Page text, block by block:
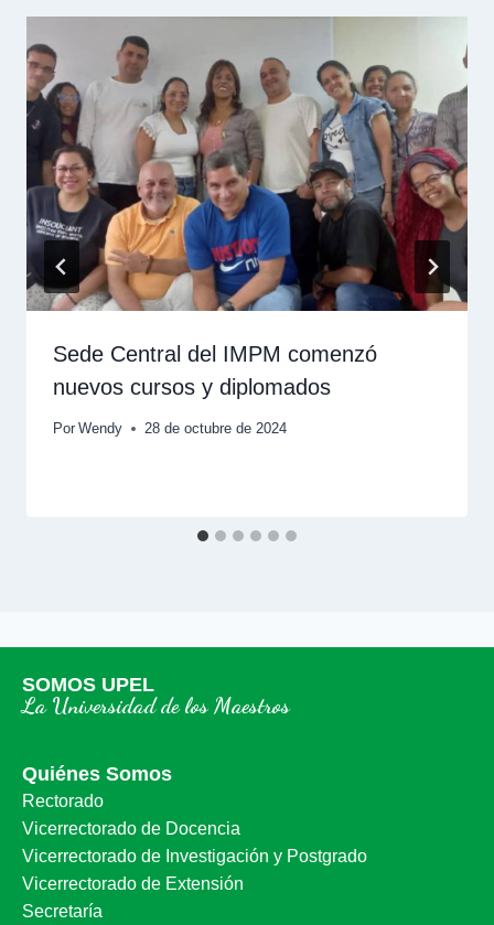
Sede Central del IMPM comenzó
nuevos cursos y diplomados
Por Wendy 28 de octubre de 2024
SOMOS UPEL
La Universidad de los Maestros
Quiénes Somos
Rectorado
Vicerrectorado de Docencia
Vicerrectorado de Investigación y Postgrado
Vicerrectorado de Extensión
Secretaría